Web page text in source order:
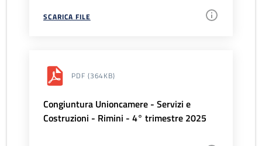
SCARICA FILE
PDF (364KB)
Congiuntura Unioncamere - Servizi e
Costruzioni - Rimini - 4° trimestre 2025